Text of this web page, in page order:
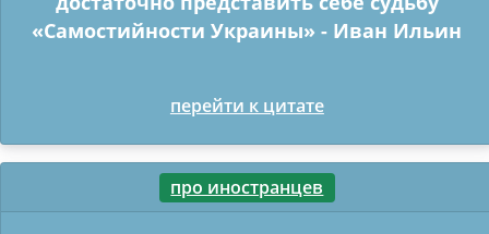
«Самостийности Украины» - Иван Ильин
перейти к цитате
про иностранцев